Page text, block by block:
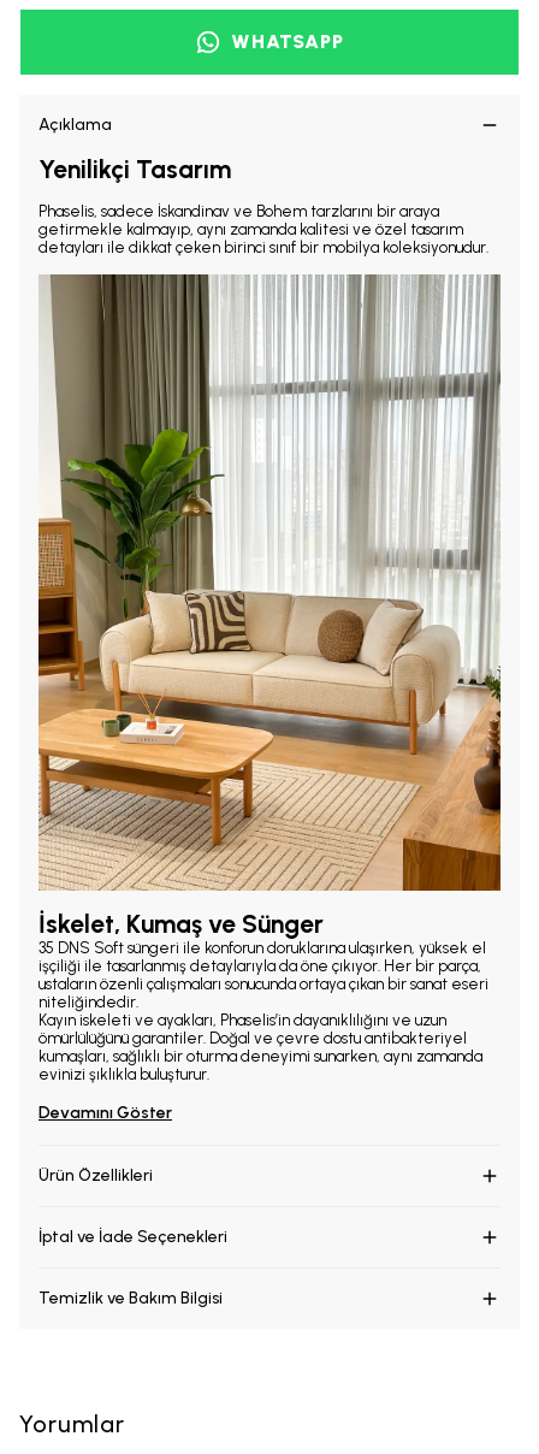
WHATSAPP
Açıklama
Yenilikçi Tasarım
Phaselis, sadece İskandinav ve Bohem tarzlarını bir araya
getirmekle kalmayıp, aynı zamanda kalitesi ve özel tasarım
detayları ile dikkat çeken birinci sınıf bir mobilya koleksiyonudur.
İskelet, Kumaş ve Sünger
35 DNS Soft süngeri ile konforun doruklarına ulaşırken, yüksek el
işçiliği ile tasarlanmış detaylarıyla da öne çıkıyor. Her bir parça,
ustaların özenli çalışmaları sonucunda ortaya çıkan bir sanat eseri
niteliğindedir.
Kayın iskeleti ve ayakları, Phaselis’in dayanıklılığını ve uzun
ömürlülüğünü garantiler. Doğal ve çevre dostu antibakteriyel
kumaşları, sağlıklı bir oturma deneyimi sunarken, aynı zamanda
evinizi şıklıkla buluşturur.
Devamını Göster
Ürün Özellikleri
İptal ve İade Seçenekleri
Temizlik ve Bakım Bilgisi
Yorumlar